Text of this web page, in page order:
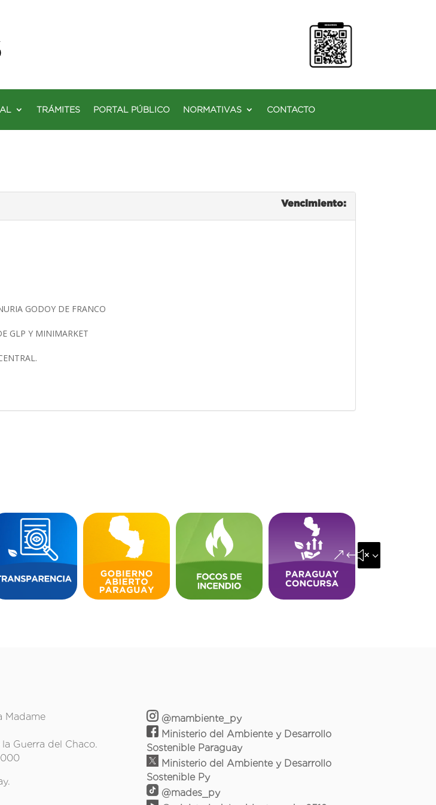
TRÁMITES PORTAL PÚBLICO NORMATIVAS CONTACTO
Vencimiento:
GODOY DE FRANCO
GLP Y MINIMARKET
&#x35;
Madame
Guerra del Chaco.
@mambiente_py
Ministerio del Ambiente y Desarrollo
Sostenible Paraguay
Ministerio del Ambiente y Desarrollo
Sostenible Py
@mades_py